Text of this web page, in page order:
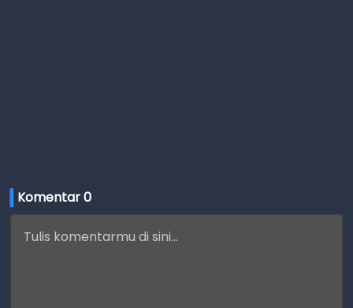
Komentar 0